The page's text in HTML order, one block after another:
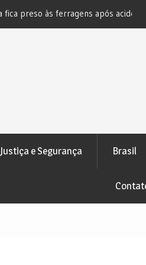
após acidente na BR-
Pedrão
Justiça e Segurança Brasil